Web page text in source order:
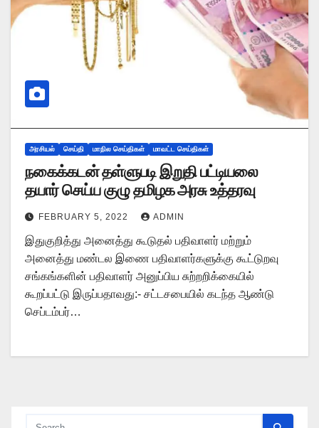
அரசியல் செய்தி மாநில செய்திகள் மாவட்ட செய்திகள்
நகைக்கடன் தள்ளுபடி இறுதி பட்டியலை
தயார் செய்ய குழு தமிழக அரசு உத்தரவு
FEBRUARY 5, 2022 ADMIN
இதுகுறித்து அனைத்து கூடுதல் பதிவாளர் மற்றும்
அனைத்து மண்டல இணை பதிவாளர்களுக்கு கூட்டுறவு
சங்கங்களின் பதிவாளர் அனுப்பிய சுற்றறிக்கையில்
கூறப்பட்டு இருப்பதாவது:- சட்டசபையில் கடந்த ஆண்டு
செப்டம்பர்…